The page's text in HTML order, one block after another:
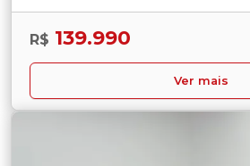
R$ 139.990
Ver mais